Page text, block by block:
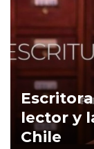
lector y
Chile